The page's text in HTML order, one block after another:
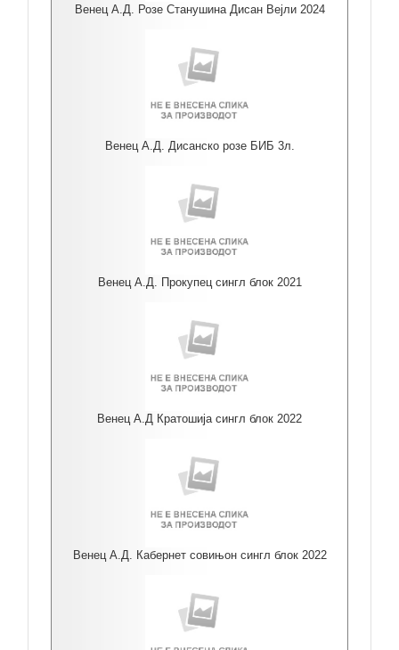
Венец А.Д. Розе Станушина Дисан Вејли 2024
Венец А.Д. Дисанско розе БИБ 3л.
Венец А.Д. Прокупец сингл блок 2021
Венец А.Д Кратошија сингл блок 2022
Венец А.Д. Кабернет совињон сингл блок 2022